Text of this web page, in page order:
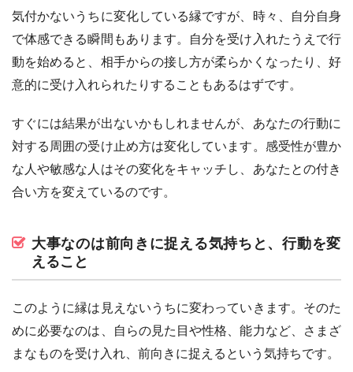
気付かないうちに変化している縁ですが、時々、自分自身
で体感できる瞬間もあります。自分を受け入れたうえで行
動を始めると、相手からの接し方が柔らかくなったり、好
意的に受け入れられたりすることもあるはずです。
すぐには結果が出ないかもしれませんが、あなたの行動に
対する周囲の受け止め方は変化しています。感受性が豊か
な人や敏感な人はその変化をキャッチし、あなたとの付き
合い方を変えているのです。
大事なのは前向きに捉える気持ちと、行動を変
えること
このように縁は見えないうちに変わっていきます。そのた
めに必要なのは、自らの見た目や性格、能力など、さまざ
まなものを受け入れ、前向きに捉えるという気持ちです。